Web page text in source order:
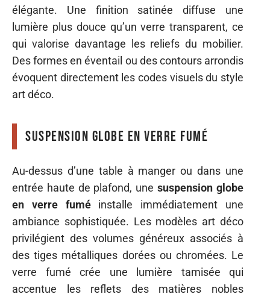
élégante. Une finition satinée diffuse une
lumière plus douce qu’un verre transparent, ce
qui valorise davantage les reliefs du mobilier.
Des formes en éventail ou des contours arrondis
évoquent directement les codes visuels du style
art déco.
Suspension globe en verre fumé
Au-dessus d’une table à manger ou dans une
entrée haute de plafond, unesuspension globe
en verre fuméinstalle immédiatement une
ambiance sophistiquée. Les modèles art déco
privilégient des volumes généreux associés à
des tiges métalliques dorées ou chromées. Le
verre fumé crée une lumière tamisée qui
accentue les reflets des matières nobles